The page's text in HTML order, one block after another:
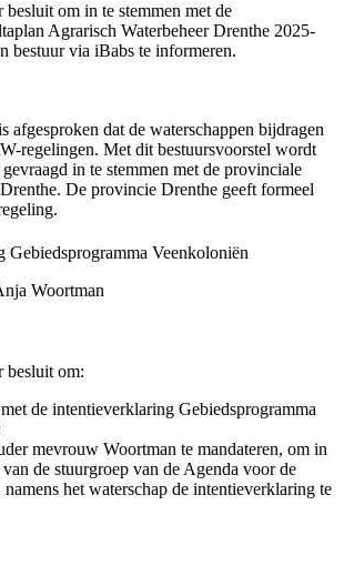
om in te stemmen met de
Agrarisch Waterbeheer Drenthe 2025-
bestuur via iBabs te informeren.
afgesproken dat de waterschappen bijdragen
regelingen. Met dit bestuursvoorstel wordt
in te stemmen met de provinciale
De provincie Drenthe geeft formeel
Veenkoloniën
Woortman
besluit om:
de intentieverklaring Gebiedsprogramma
mevrouw Woortman te mandateren, om in
de stuurgroep van de Agenda voor de
het waterschap de intentieverklaring te